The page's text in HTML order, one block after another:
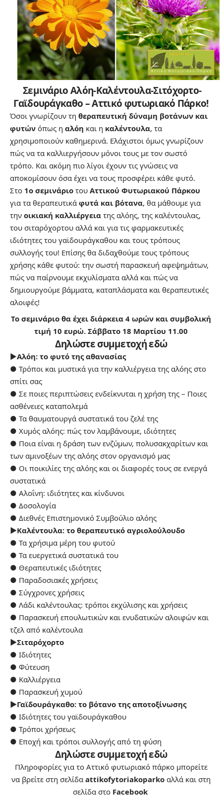
Σεμινάριο Αλόη-Καλέντουλα-Σιτόχορτο-
Γαϊδουράγκαθο –Αττικό φυτωριακό Πάρκο!
Όσοι γνωρίζουν τη θεραπευτική δύναμη βοτάνων και
φυτών όπως η αλόη και η καλέντουλα, τα
χρησιμοποιούν καθημερινά. Ελάχιστοι όμως γνωρίζουν
πώς να τα καλλιεργήσουν μόνοι τους με τον σωστό
τρόπο. Και ακόμη πιο λίγοι έχουν τις γνώσεις να
αποκομίσουν όσα έχει να τους προσφέρει κάθε φυτό.
Στο 1ο σεμινάριο του Αττικού Φυτωριακού Πάρκου
για τα θεραπευτικά φυτά και βότανα, θα μάθουμε για
την οικιακή καλλιέργεια της αλόης, της καλέντουλας,
του σιταρόχορτου αλλά και για τις φαρμακευτικές
ιδιότητες του γαϊδουράγκαθου και τους τρόπους
συλλογής του! Επίσης θα διδαχθούμε τους τρόπους
χρήσης κάθε φυτού: την σωστή παρασκευή αφεψημάτων,
πώς να παίρνουμε εκχυλίσματα αλλά και πώς να
δημιουργούμε βάμματα, καταπλάσματα και θεραπευτικές
αλοιφές!
Το σεμινάριο θα έχει διάρκεια 4 ωρών και συμβολική
τιμή 10 ευρώ. Σάββατο 18 Μαρτίου 11.00
Δηλώστε συμμετοχή εδώ
►Αλόη: το φυτό της αθανασίας
● Τρόποι και μυστικά για την καλλιέργεια της αλόης στο
σπίτι σας
● Σε ποιες περιπτώσεις ενδείκνυται η χρήση της – Ποιες
ασθένειες καταπολεμά
● Τα θαυματουργά συστατικά του ζελέ της
● Χυμός αλόης: πώς τον λαμβάνουμε, ιδιότητες
● Ποια είναι η δράση των ενζύμων, πολυσακχαρίτων και
των αμινοξέων της αλόης στον οργανισμό μας
● Οι ποικιλίες της αλόης και οι διαφορές τους σε ενεργά
συστατικά
● Αλοΐνη: ιδιότητες και κίνδυνοι
● Δοσολογία
● Διεθνές Επιστημονικό Συμβούλιο αλόης
►Καλέντουλα: το θεραπευτικό αγριολούλουδο
● Τα χρήσιμα μέρη του φυτού
● Τα ευεργετικά συστατικά του
● Θεραπευτικές ιδιότητες
● Παραδοσιακές χρήσεις
● Σύγχρονες χρήσεις
● Λάδι καλέντουλας: τρόποι εκχύλισης και χρήσεις
● Παρασκευή επουλωτικών και ενυδατικών αλοιφών και
τζελ από καλέντουλα
►Σιταρόχορτο
● Ιδιότητες
● Φύτευση
● Καλλιέργεια
● Παρασκευή χυμού
►Γαϊδουράγκαθο: το βότανο της αποτοξίνωσης
● Ιδιότητες του γαϊδουράγκαθου
● Τρόποι χρήσεως
● Εποχή και τρόποι συλλογής από τη φύση
Δηλώστε συμμετοχή εδώ
Πληροφορίες για το Αττικό φυτωριακό πάρκο μπορείτε
να βρείτε στη σελίδα attikofytoriakoparko αλλά και στη
σελίδα στο Facebook